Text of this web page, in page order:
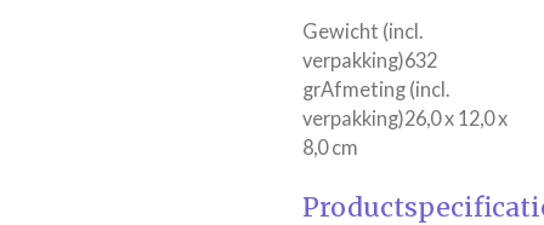
Gewicht (incl.
verpakking)632
grAfmeting (incl.
verpakking)26,0 x 12,0 x
8,0 cm